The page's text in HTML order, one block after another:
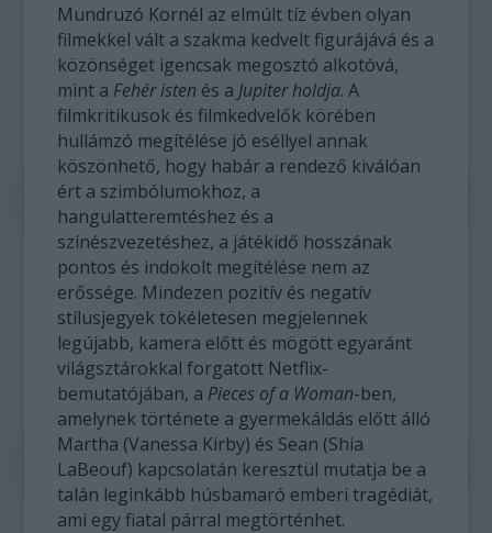
Mundruzó Kornél az elmúlt tíz évben olyan
filmekkel vált a szakma kedvelt figurájává és a
közönséget igencsak megosztó alkotóvá,
mint a Fehér isten és a Jupiter holdja. A
filmkritikusok és filmkedvelők körében
hullámzó megítélése jó eséllyel annak
köszönhető, hogy habár a rendező kiválóan
ért a szimbólumokhoz, a
hangulatteremtéshez és a
színészvezetéshez, a játékidő hosszának
pontos és indokolt megítélése nem az
erőssége. Mindezen pozitív és negatív
stílusjegyek tökéletesen megjelennek
legújabb, kamera előtt és mögött egyaránt
világsztárokkal forgatott Netflix-
bemutatójában, a Pieces of a Woman-ben,
amelynek története a gyermekáldás előtt álló
Martha (Vanessa Kirby) és Sean (Shia
LaBeouf) kapcsolatán keresztül mutatja be a
talán leginkább húsbamaró emberi tragédiát,
ami egy fiatal párral megtörténhet.